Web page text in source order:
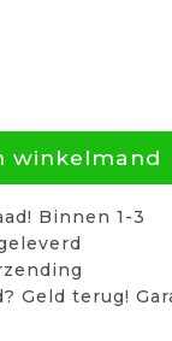
winkelmand
Binnen 1-3
Geld terug!